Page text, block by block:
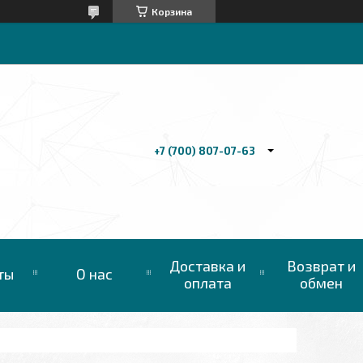
Корзина
+7 (700) 807-07-63
О нас
Доставка и
оплата
Возврат и
обмен